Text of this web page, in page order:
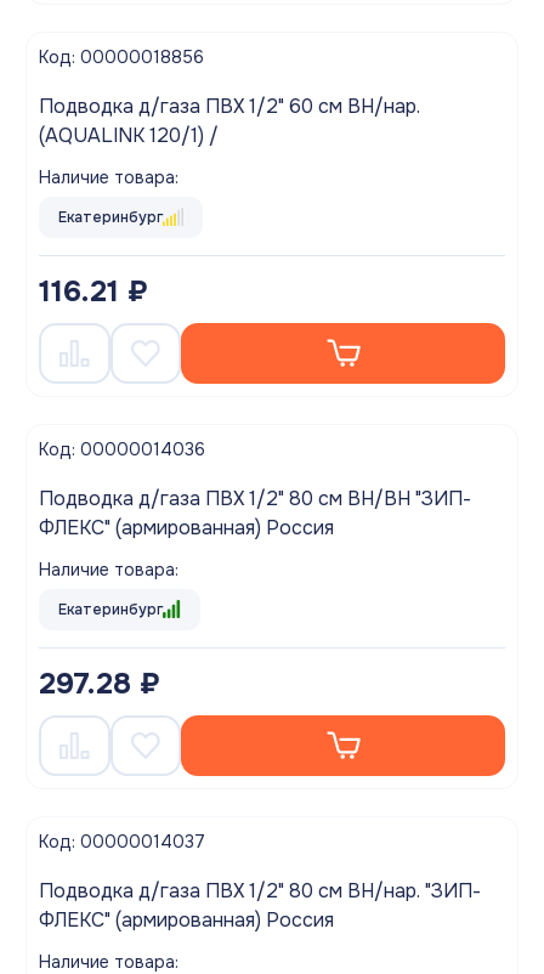
Код: 00000018856
Подводка д/газа ПВХ 1/2" 60 см ВН/нар.
(AQUALINK 120/1) /
Наличие товара:
Екатеринбург
116.21 ₽
Код: 00000014036
Подводка д/газа ПВХ 1/2" 80 см ВН/ВН "ЗИП-
ФЛЕКС" (армированная) Россия
Наличие товара:
Екатеринбург
297.28 ₽
Код: 00000014037
Подводка д/газа ПВХ 1/2" 80 см ВН/нар. "ЗИП-
ФЛЕКС" (армированная) Россия
Наличие товара: